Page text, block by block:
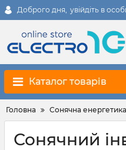
Доброго дня, увійдіть в
Каталог товарів
Головна Сонячна енергетика
Сонячний